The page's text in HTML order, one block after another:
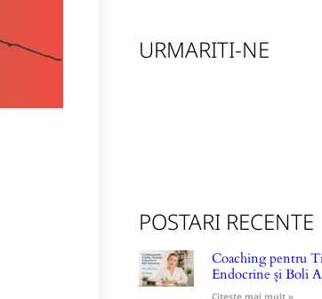
URMARITI-NE
POSTARI RECENTE
Coaching pentru
Endocrine și Boli
Citeste mai mult »